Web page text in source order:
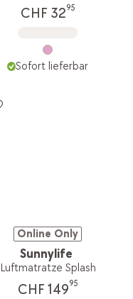
CHF 3295
Sofort lieferbar
Online Only
Sunnylife
Luftmatratze Splash
CHF 14995